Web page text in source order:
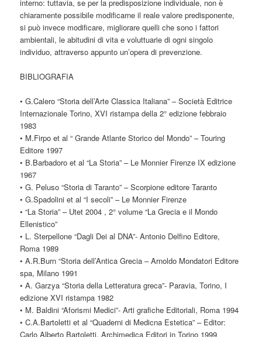
interno: tuttavia, se per la predisposizione individuale, non è
chiaramente possibile modificarne il reale valore predisponente,
si può invece modificare, migliorare quelli che sono i fattori
ambientali, le abitudini di vita e voluttuarie di ogni singolo
individuo, attraverso appunto un’opera di prevenzione.
BIBLIOGRAFIA
• G.Calero “Storia dell’Arte Classica Italiana” – Società Editrice
Internazionale Torino, XVI ristampa della 2° edizione febbraio
1983
• M.Firpo et al “ Grande Atlante Storico del Mondo” – Touring
Editore 1997
• B.Barbadoro et al “La Storia” – Le Monnier Firenze IX edizione
1967
• G. Peluso “Storia di Taranto” – Scorpione editore Taranto
• G.Spadolini et al “I secoli” – Le Monnier Firenze
• “La Storia” – Utet 2004 , 2° volume “La Grecia e il Mondo
Ellenistico”
• L. Sterpellone “Dagli Dei al DNA”- Antonio Delfino Editore,
Roma 1989
• A.R.Burn “Storia dell’Antica Grecia – Arnoldo Mondatori Editore
spa, Milano 1991
• A. Garzya “Storia della Letteratura greca”- Paravia, Torino, I
edizione XVI ristampa 1982
• M. Baldini “Aforismi Medici”- Arti grafiche Editoriali, Roma 1994
• C.A.Bartoletti et al “Quaderni di Medicna Estetica” – Editor:
Carlo Alberto Bartoletti, Archimedica Editori in Torino 1999